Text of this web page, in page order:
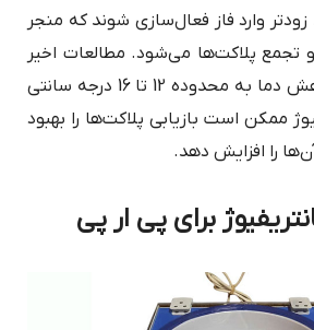
وارد فاز فعال‌سازی شوند که منجر
تجمع پلاکت‌ها می‌شود. مطالعات اخیر
نشان می‌دهد که کاهش دما به محدوده 12 تا 16 درجه سانتی
ممکن است بازیابی پلاکت‌ها را بهبود
را افزایش دهد.
برای پی ار پی